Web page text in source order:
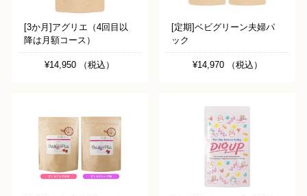
[3か月]アグリエ（4回目以
降は月額コース）
¥14,950 （税込）
[定期]ベビグリーン夫婦パ
ック
¥14,970 （税込）